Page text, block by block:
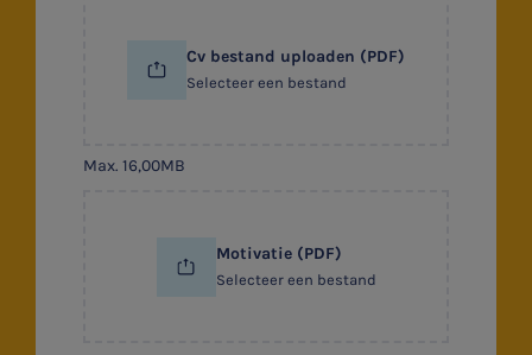
Cv bestand uploaden (PDF)
Selecteer een bestand
Max. 16,00MB
Motivatie (PDF)
Selecteer een bestand